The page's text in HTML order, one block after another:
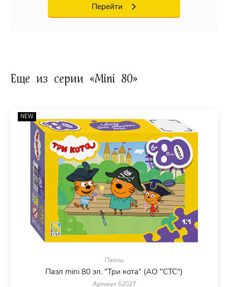
Перейти
Еще из серии «Mini 80»
NEW
Пазлы
Пазл mini 80 эл. "Три кота" (АО "СТС")
Артикул 62027